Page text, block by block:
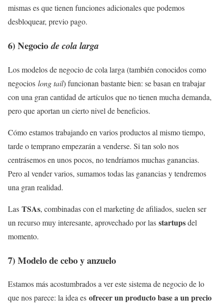
mismas es que tienen funciones adicionales que podemos
desbloquear, previo pago.
6)Negociode cola larga
Los modelos de negocio de cola larga (también conocidos como
negocios long tail) funcionan bastante bien: se basan en trabajar
con una gran cantidad de artículos que no tienen mucha demanda,
pero que aportan un cierto nivel de beneficios.
Cómo estamos trabajando en varios productos al mismo tiempo,
tarde o temprano empezarán a venderse. Si tan solo nos
centrásemos en unos pocos, no tendríamos muchas ganancias.
Pero al vender varios, sumamos todas las ganancias y tendremos
una gran realidad.
Las TSAs, combinadas con el marketing de afiliados, suelen ser
un recurso muy interesante, aprovechado por las startupsdel
momento.
7) Modelo de cebo y anzuelo
Estamos más acostumbrados a ver este sistema de negocio de lo
que nos parece: la idea es ofrecer un producto base a un precio